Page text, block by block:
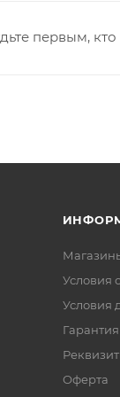
первым,
Условия
Условия
Оферта